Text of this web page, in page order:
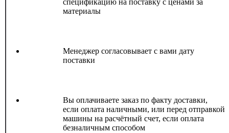
спецификацию на поставку с ценами за
материалы
Менеджер согласовывает с вами дату
поставки
Вы оплачиваете заказ по факту доставки,
если оплата наличными, или перед отправкой
машины на расчётный счет, если оплата
безналичным способом